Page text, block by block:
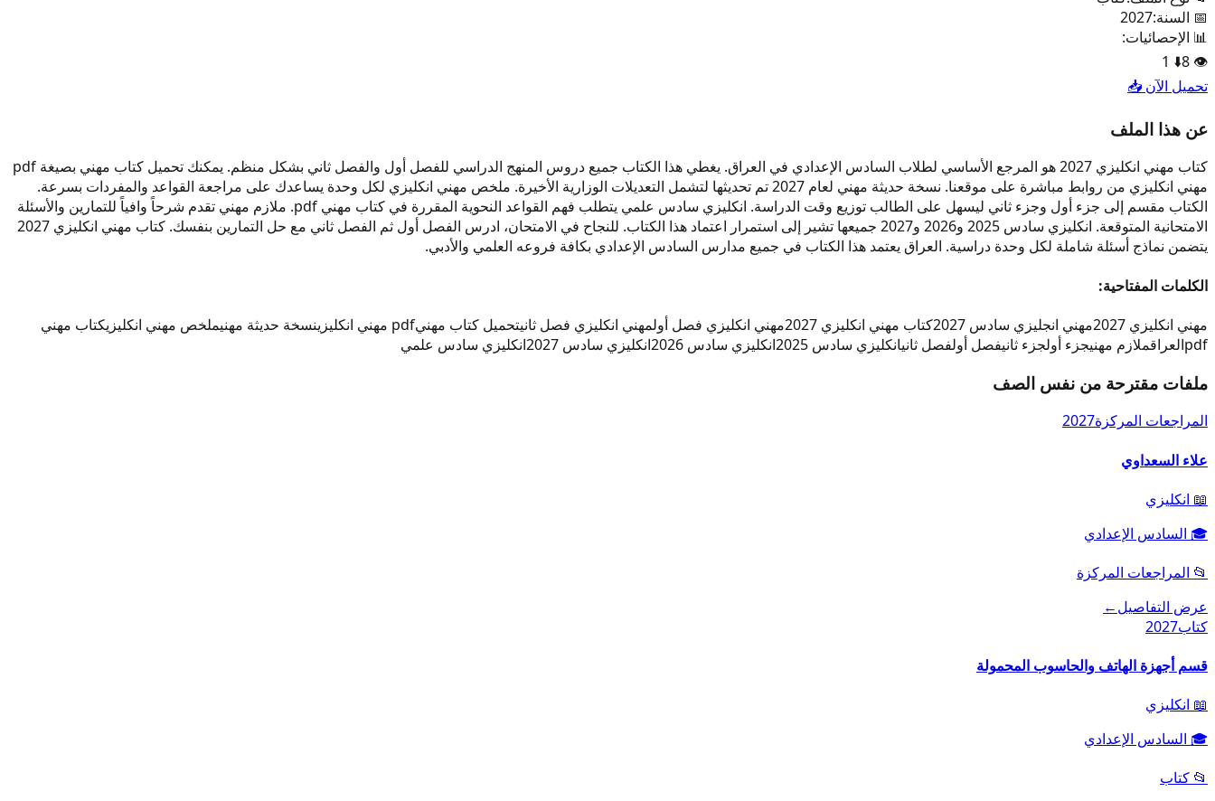
📅 السنة:2027
📊 الإحصائيات:
👁️
8
⬇️
1
تحميل الآن 📥
عن هذا الملف
كتاب مهني انكليزي 2027 هو المرجع الأساسي لطلاب السادس الإعدادي في العراق. يغطي هذا الكتاب جميع دروس المنهج الدراسي للفصل أول والفصل ثاني بشكل منظم. يمكنك تحميل كتاب مهني بصيغة pdf
مهني انكليزي من روابط مباشرة على موقعنا. نسخة حديثة مهني لعام 2027 تم تحديثها لتشمل التعديلات الوزارية الأخيرة. ملخص مهني انكليزي لكل وحدة يساعدك على مراجعة القواعد والمفردات بسرعة.
الكتاب مقسم إلى جزء أول وجزء ثاني ليسهل على الطالب توزيع وقت الدراسة. انكليزي سادس علمي يتطلب فهم القواعد النحوية المقررة في كتاب مهني pdf. ملازم مهني تقدم شرحاً وافياً للتمارين والأسئلة
الامتحانية المتوقعة. انكليزي سادس 2025 و2026 و2027 جميعها تشير إلى استمرار اعتماد هذا الكتاب. للنجاح في الامتحان، ادرس الفصل أول ثم الفصل ثاني مع حل التمارين بنفسك. كتاب مهني انكليزي 2027
يتضمن نماذج أسئلة شاملة لكل وحدة دراسية. العراق يعتمد هذا الكتاب في جميع مدارس السادس الإعدادي بكافة فروعه العلمي والأدبي.
الكلمات المفتاحية:
مهني انكليزي 2027
مهني انجليزي سادس 2027 كتاب مهني انكليزي 2027 مهني انكليزي فصل أولمهني انكليزي فصل ثانيتحميل كتاب مهنيpdf مهني انكليزي نسخة حديثة مهنيملخص مهني انكليزيكتاب مهني
pdfالعراقملازم مهنيجزء أولجزء ثانيفصل أولفصل ثانيانكليزي سادس 2025 انكليزي سادس 2026 انكليزي سادس 2027 انكليزي سادس علمي
ملفات مقترحة من نفس الصف
المراجعات المركزة2027
علاء السعداوي
📖 انكليزي
🎓 السادس الإعدادي
📂 المراجعات المركزة
عرض التفاصيل←
كتاب2027
قسم أجهزة الهاتف والحاسوب المحمولة
📖 انكليزي
🎓 السادس الإعدادي
📂 كتاب